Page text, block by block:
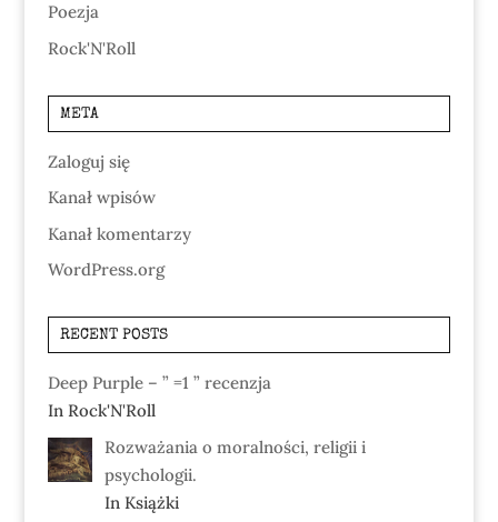
Poezja
Rock'N'Roll
META
Zaloguj się
Kanał wpisów
Kanał komentarzy
WordPress.org
RECENT POSTS
Deep Purple – ” =1 ” recenzja
In Rock'N'Roll
Rozważania o moralności, religii i
psychologii.
In Książki